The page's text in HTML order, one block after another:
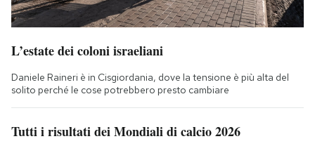
L’estate dei coloni israeliani
Daniele Raineri è in Cisgiordania, dove la tensione è più alta del
solito perché le cose potrebbero presto cambiare
Tutti i risultati dei Mondiali di calcio 2026